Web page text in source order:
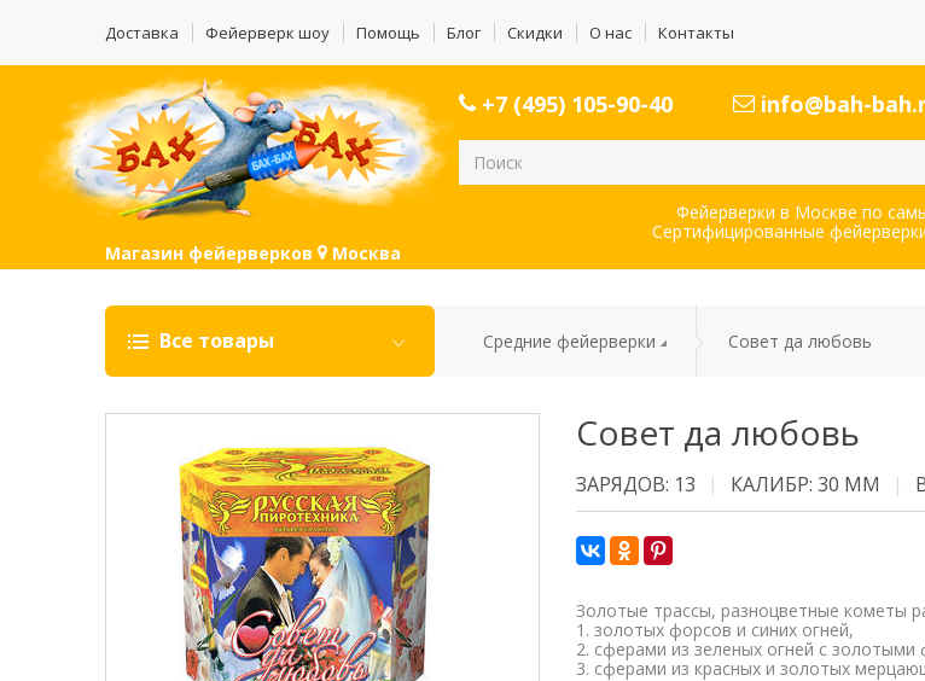
Доставка Фейерверк шоу Помощь Блог Скидки О нас Контакты
+7 (495) 105-90-40 info@bah-
Фейерверки в Москве по
Сертифицированные
Магазин фейерверков Москва
Все товары Средние фейерверки Совет да любовь
Совет да любовь
ЗАРЯДОВ: 13 КАЛИБР: 30 ММ
Золотые трассы, разноцветные кометы
1. золотых форсов и синих огней,
2. сферами из зеленых огней с золотыми
3. сферами из красных и золотых